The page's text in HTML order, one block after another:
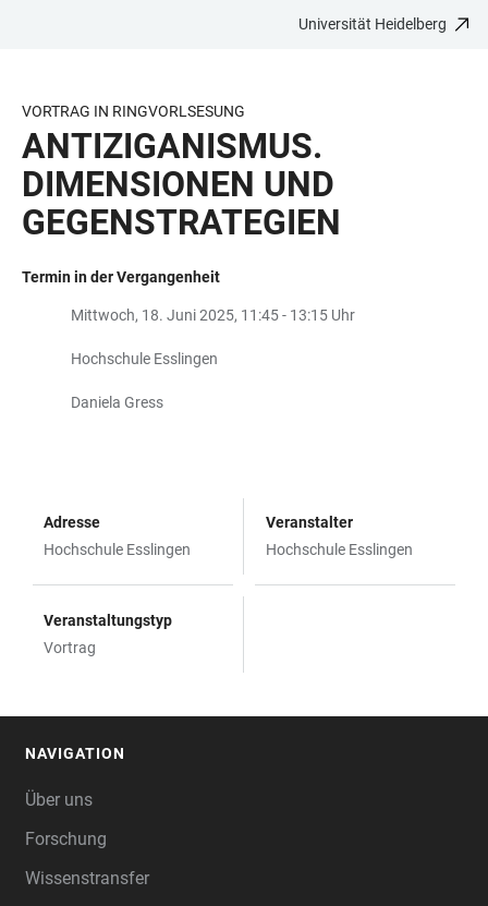
BARRIEREFREIHEIT
Universität Heidelberg
VORTRAG IN RINGVORLSESUNG
ANTIZIGANISMUS.
DIMENSIONEN UND
GEGENSTRATEGIEN
Termin in der Vergangenheit
Mittwoch, 18. Juni 2025, 11:45 - 13:15 Uhr
Hochschule Esslingen
Daniela Gress
Adresse
Hochschule Esslingen
Veranstalter
Hochschule Esslingen
Veranstaltungstyp
Vortrag
NAVIGATION
Über uns
Forschung
Wissenstransfer